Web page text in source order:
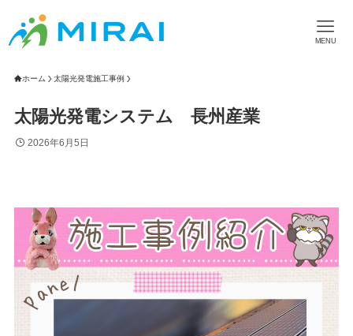
MENU
ホーム 太陽光発電施工事例
太陽光発電システム 長州産業
2026年6月5日